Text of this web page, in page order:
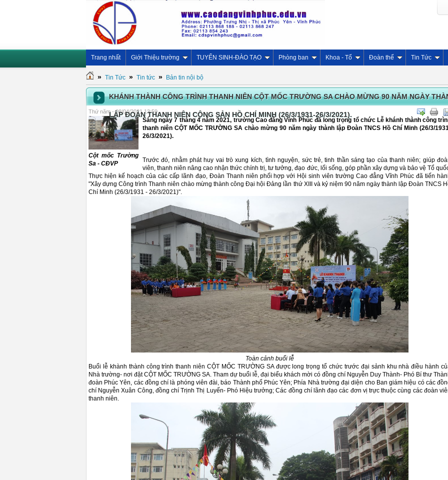
Trang nhất Giới Thiệu trường TUYỂN SINH-ĐÀO TẠO Phòng ban Khoa - Tổ Đoàn thể Tin Tức
» Tin Tức » Tin tức » Bản tin nội bộ
KHÁNH THÀNH CÔNG TRÌNH THANH NIÊN CỘT MỐC TRƯỜNG SA CHÀO MỪNG 90 NĂM NGÀY
LẬP ĐOÀN THANH NIÊN CỘNG SẢN HỒ CHÍ MINH (26/3/1931-26/3/2021).
Thứ năm - 08/04/2021 13:59
Cột mốc Trường
Sa - CĐVP
Sáng ngày 7 tháng 4 năm 2021, trường Cao đẳng Vĩnh Phúc đã long trọng tổ chức Lễ khánh thành công
thanh niên CỘT MỐC TRƯỜNG SA chào mừng 90 năm ngày thành lập Đoàn TNCS Hồ Chí Minh (26/3/
26/3/2021).
Trước đó, nhằm phát huy vai trò xung kích, tình nguyện, sức trẻ, tinh thần sáng tạo của thanh niên; giúp
viên, thanh niên nâng cao nhận thức chính trị, tư tưởng, đạo đức, lối sống, góp phần xây dựng và bảo vệ Tổ
Thực hiện kế hoạch của các cấp lãnh đạo, Đoàn Thanh niên phối hợp với Hội sinh viên trường Cao đẳng Vĩnh Phúc đã tiến
"Xây dựng Công trình Thanh niên chào mừng thành công Đại hội Đảng lần thứ XIII và kỷ niệm 90 năm ngày thành lập Đoàn TNCS
Chí Minh (26/3/1931 - 26/3/2021)".
Toàn cảnh buổi lễ
Buổi lễ khành thành công trình thanh niên CỘT MỐC TRƯỜNG SA được long trọng tổ chức trước đại sảnh khu nhà điều hành
Nhà trường- nơi đặt CỘT MỐC TRƯỜNG SA. Tham dự buổi lễ, đại biểu khách mời có đồng chí Nguyễn Duy Thành- Phó Bí thư
đoàn Phúc Yên, các đồng chí là phóng viên đài, báo Thành phố Phúc Yên; Phía Nhà trường đại diện cho Ban giám hiệu có các
chí Nguyễn Xuân Công, đồng chí Trịnh Thị Luyến- Phó Hiệu trưởng; Các đồng chí lãnh đạo các đơn vị trực thuộc cùng các đoàn
thanh niên.